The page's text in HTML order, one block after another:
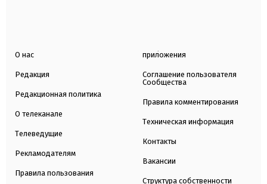
О нас
Редакция
Редакционная политика
О телеканале
Телеведущие
Рекламодателям
Правила пользования
приложения
Соглашение пользователя
Сообщества
Правила комментирования
Техническая информация
Контакты
Вакансии
Структура собственности